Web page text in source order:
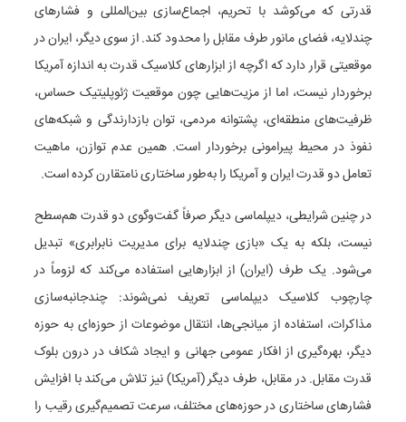
قدرتی که می‌کوشد با تحریم، اجماع‌سازی بین‌المللی و فشارهای
چندلایه، فضای مانور طرف مقابل را محدود کند. از سوی دیگر، ایران در
موقعیتی قرار دارد که اگرچه از ابزارهای کلاسیک قدرت به اندازه آمریکا
برخوردار نیست، اما از مزیت‌هایی چون موقعیت ژئوپلیتیک حساس،
ظرفیت‌های منطقه‌ای، پشتوانه مردمی، توان بازدارندگی و شبکه‌های
نفوذ در محیط پیرامونی برخوردار است. همین عدم توازن، ماهیت
تعامل دو قدرت ایران و آمریکا را به‌طور ساختاری نامتقارن کرده است.
در چنین شرایطی، دیپلماسی دیگر صرفاً گفت‌وگوی دو قدرت هم‌سطح
نیست، بلکه به یک «بازی چندلایه برای مدیریت نابرابری» تبدیل
می‌شود. یک طرف (ایران) از ابزارهایی استفاده می‌کند که لزوماً در
چارچوب کلاسیک دیپلماسی تعریف نمی‌شوند: چندجانبه‌سازی
مذاکرات، استفاده از میانجی‌ها، انتقال موضوعات از حوزه‌ای به حوزه
دیگر، بهره‌گیری از افکار عمومی جهانی و ایجاد شکاف در درون بلوک
قدرت مقابل. در مقابل، طرف دیگر (آمریکا) نیز تلاش می‌کند با افزایش
فشارهای ساختاری در حوزه‌های مختلف، سرعت تصمیم‌گیری رقیب را